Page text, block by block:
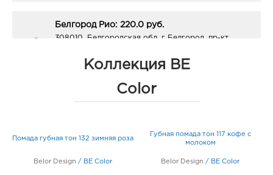
Белгород Рио: 220.0 руб.
308010, Белгородская обл, г Белгород, пр-кт
График работы:10:00 - 21:00
График работы:
9:00 - 21:00
Коллекция BE
Color
Помада губная тон 132 зимняя роза
Belor Design / BE Color
Губная помада тон 117 кофе с
молоком
Belor Design / BE Color